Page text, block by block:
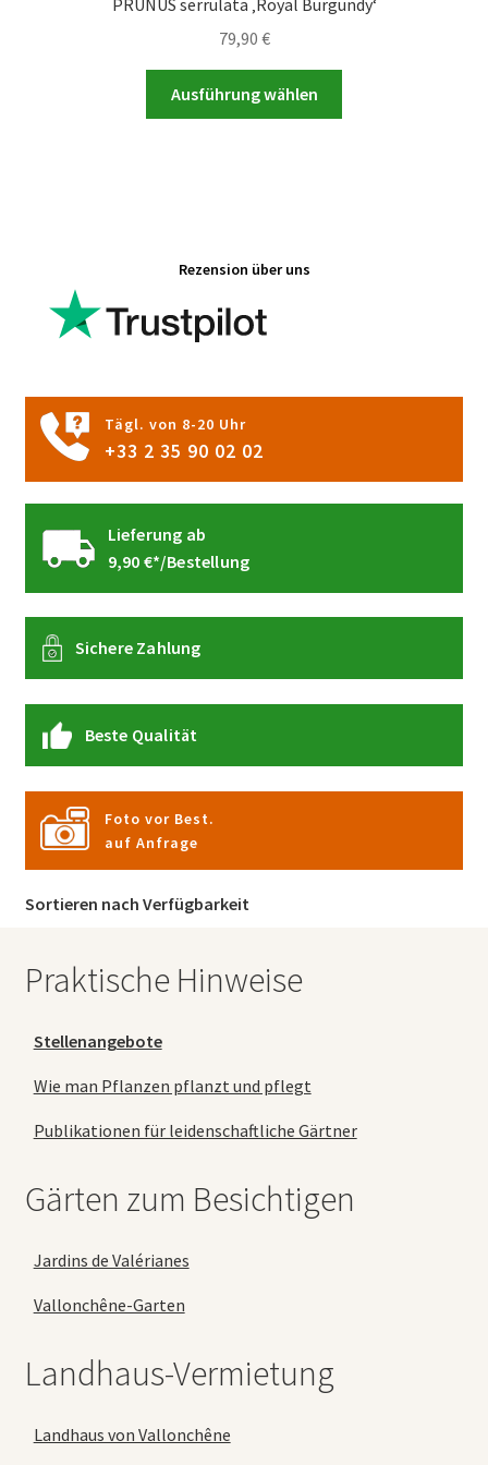
PRUNUS serrulata ‚Royal Burgundy‘
79,90 €
Ausführung wählen
Rezension über uns
Tägl. von 8-20 Uhr
+33 2 35 90 02 02
Lieferung ab
9,90 €*/Bestellung
Sichere Zahlung
Beste Qualität
Foto vor Best.
auf Anfrage
Sortieren nach Verfügbarkeit
Praktische Hinweise
Stellenangebote
Wie man Pflanzen pflanzt und pflegt
Publikationen für leidenschaftliche Gärtner
Gärten zum Besichtigen
Jardins de Valérianes
Vallonchêne-Garten
Landhaus-Vermietung
Landhaus von Vallonchêne